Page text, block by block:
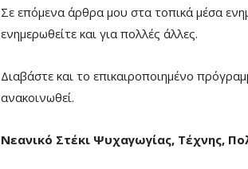
Σε επόμενα άρθρα μου στα τοπικά μέσα
ενημερωθείτε και για πολλές άλλες.
Διαβάστε και το επικαιροποιημένο
ανακοινωθεί.
Νεανικό Στέκι Ψυχαγωγίας, Τέχνης,